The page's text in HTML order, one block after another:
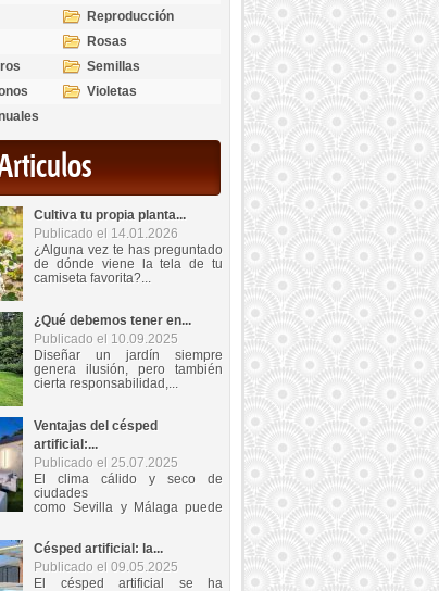
Reproducción
Rosas
Semillas
Violetas
Cultiva tu propia planta...
Publicado el 14.01.2026
¿Alguna vez te has preguntado
de dónde viene la tela de tu
camiseta favorita?...
¿Qué debemos tener en...
Publicado el 10.09.2025
Diseñar un jardín siempre
genera ilusión, pero también
cierta responsabilidad,...
Ventajas del césped
artificial:...
Publicado el 25.07.2025
El clima cálido y seco de
ciudades
como Sevilla y Málaga puede
Césped artificial: la...
Publicado el 09.05.2025
El césped artificial se ha